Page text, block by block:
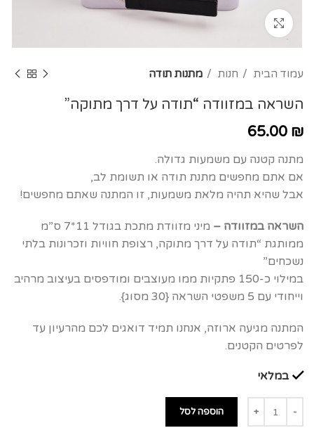
Click to enlarge
עמוד הבית חנות מתנות תודה
השראה במזוודה “תודה על דרך מתוקה”
65.00 ₪
מתנה קטנה עם משמעות גדולה.
אם אתם מחפשים מתנת תודה או תשומת לב,
אבל שהיא תהיה מלאת משמעות, זו המתנה שאתם מחפשים!
השראה במזוודה – מיני מזוודת מתכת בגודל 11*7 ס”מ
ממותגת “תודה על דרך מתוקה, רצופת חוויות וזכרונות בלתי
נשכחים”
במילוי כ-150 פתקיות ממו מעוצבים ומודפסים בעיצוב מרהיב
וייחודי עם 5 משפטי השראה {30 מסוג}.
המתנה מגיעה ארוזה, אנחנו תמיד דואגים לכם מהרעיון עד
לפרטים הקטנים.
במלאי
הוספה לסל